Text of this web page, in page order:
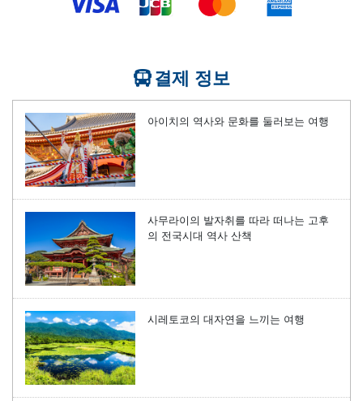
결제 정보
아이치의 역사와 문화를 둘러보는 여행
사무라이의 발자취를 따라 떠나는 고후
의 전국시대 역사 산책
시레토코의 대자연을 느끼는 여행